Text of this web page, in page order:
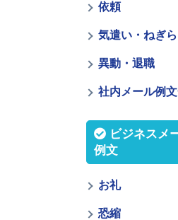
依頼
気遣い・ねぎ
異動・退職
社内メール例
ビジネスメ
例文
お礼
恐縮